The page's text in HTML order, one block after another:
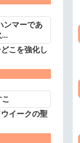
ンマーであ
こを強化し
イークの聖